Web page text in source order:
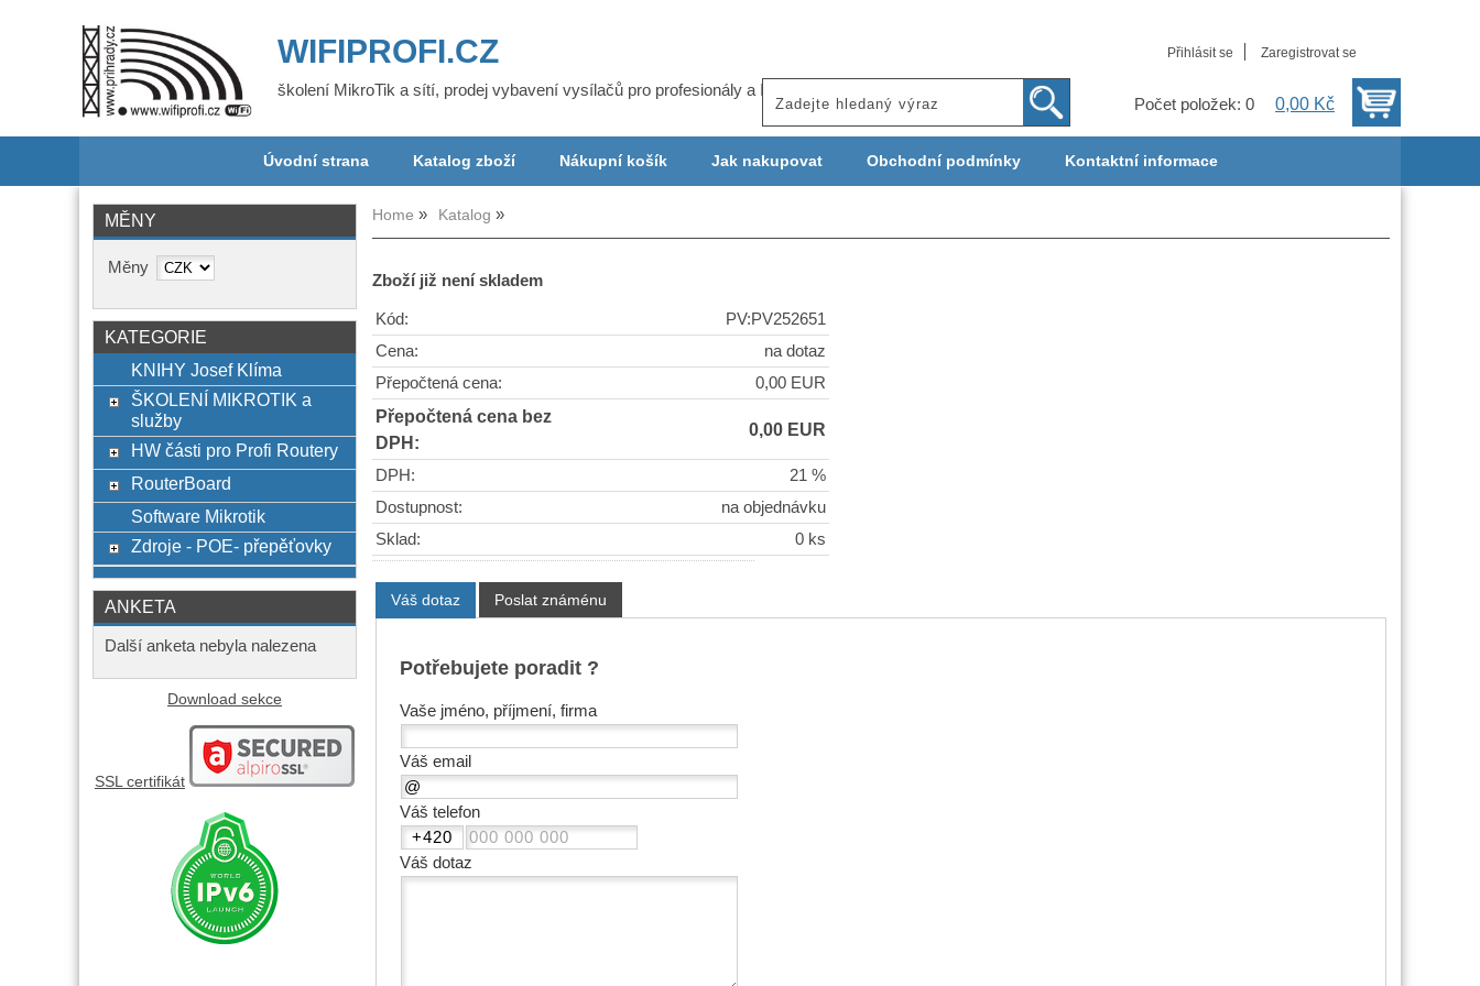
Přihlásit se Zaregistrovat se
Počet položek: 0 0,00 Kč
WIFIPROFI.CZ
školení MikroTik a sítí, prodej vybavení vysílačů pro profesionály a ISP
Úvodní strana Katalog zboží Nákupní košík Jak nakupovat Obchodní podmínky Kontaktní informace
Home Katalog
Zboží již není skladem
Kód:
PV:PV252651
Cena:
na dotaz
Přepočtená cena:
0,00 EUR
Přepočtená cena bez
DPH:
0,00 EUR
DPH:
21 %
Dostupnost:
na objednávku
Sklad:
0 ks
Váš dotaz Poslat známénu
Potřebujete poradit ?
Vaše jméno, příjmení, firma
Váš email
Váš telefon
Váš dotaz
MĚNY
Měny
KATEGORIE
KNIHY Josef Klíma
ŠKOLENÍ MIKROTIK a
služby
HW části pro Profi Routery
RouterBoard
Software Mikrotik
Zdroje - POE- přepěťovky
ANKETA
Další anketa nebyla nalezena
Download sekce
SSL certifikát